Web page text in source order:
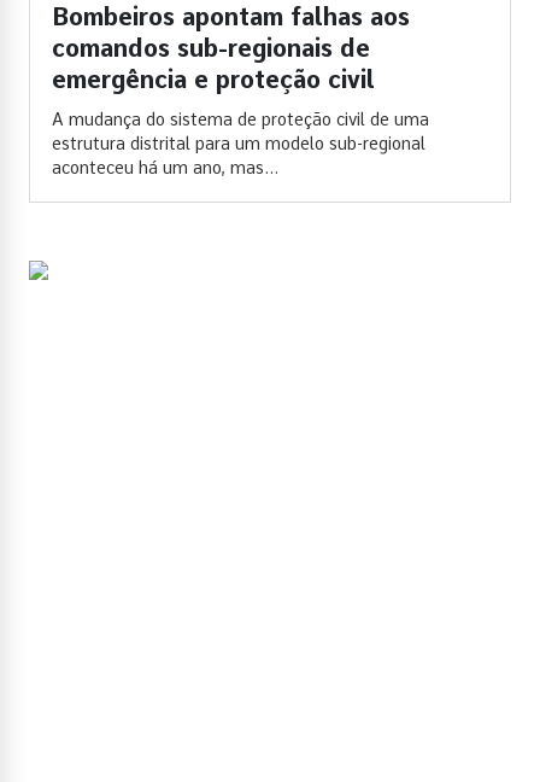
Bombeiros apontam falhas aos
comandos sub-regionais de
emergência e proteção civil
A mudança do sistema de proteção civil de uma
estrutura distrital para um modelo sub-regional
aconteceu há um ano, mas...